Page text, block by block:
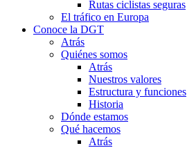
Rutas ciclistas seguras
El tráfico en Europa
Conoce la DGT
Atrás
Quiénes somos
Atrás
Nuestros valores
Estructura y funciones
Historia
Dónde estamos
Qué hacemos
Atrás